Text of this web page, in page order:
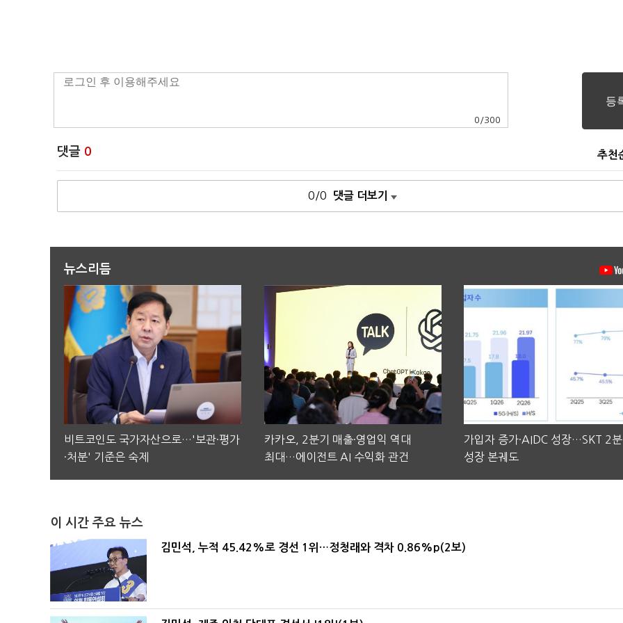
0 /300
댓글 0 추천
0/0 댓글 더보기
뉴스리듬
비트코인도 국가자산으로…'보관·평가
·처분' 기준은 숙제
카카오, 2분기 매출·영업익 역대
최대…에이전트 AI 수익화 관건
가입자 증가·AIDC 성장…SKT 2
성장 본궤도
이 시간 주요 뉴스
김민석, 누적 45.42%로 경선 1위…정청래와 격차 0.86%p(2보)